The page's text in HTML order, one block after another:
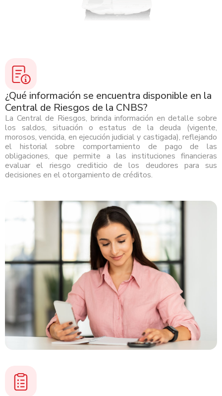
¿Qué información se encuentra disponible en la
Central de Riesgos de la CNBS?
La Central de Riesgos, brinda información en detalle sobre
los saldos, situación o estatus de la deuda (vigente,
morosos, vencida, en ejecución judicial y castigada), reflejando
el historial sobre comportamiento de pago de las
obligaciones, que permite a las instituciones financieras
evaluar el riesgo crediticio de los deudores para sus
decisiones en el otorgamiento de créditos.